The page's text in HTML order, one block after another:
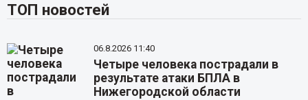
ТОП новостей
06.8.2026 11:40
Четыре человека пострадали в
результате атаки БПЛА в
Нижегородской области